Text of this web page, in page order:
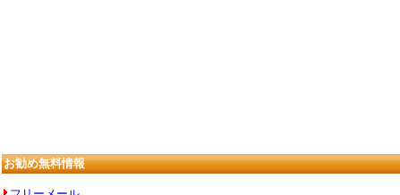
お勧め無料情報